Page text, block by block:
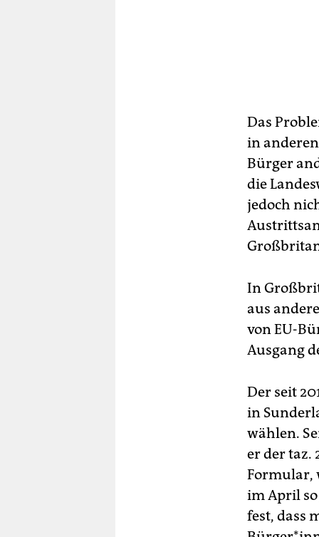
Das
in
Bürger
die
jedoch
In
aus
von EU-
Ausgang
Der seit
in
wählen.
er der taz.
Formular,
im April so
fest, dass